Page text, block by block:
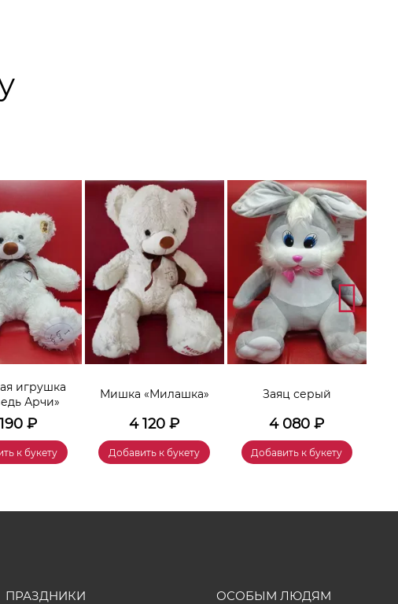
игрушка
Арчи»
₽
к букету
Мишка «Милашка»
4 120 ₽
Добавить к букету
Заяц серый
4 080 ₽
Добавить к букету
ПРАЗДНИКИ ОСОБЫМ ЛЮДЯМ